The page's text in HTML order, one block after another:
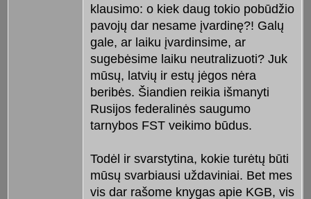
klausimo: o kiek daug tokio pobūdžio
pavojų dar nesame įvardinę?! Galų
gale, ar laiku įvardinsime, ar
sugebėsime laiku neutralizuoti? Juk
mūsų, latvių ir estų jėgos nėra
beribės. Šiandien reikia išmanyti
Rusijos federalinės saugumo
tarnybos FST veikimo būdus.
Todėl ir svarstytina, kokie turėtų būti
mūsų svarbiausi uždaviniai. Bet mes
vis dar rašome knygas apie KGB, vis